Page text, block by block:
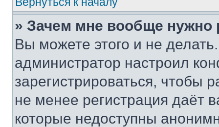
» Зачем мне вообще нужно
Вы можете этого и не
администратор настроил
зарегистрироваться, чтобы
не менее регистрация даёт
которые недоступны